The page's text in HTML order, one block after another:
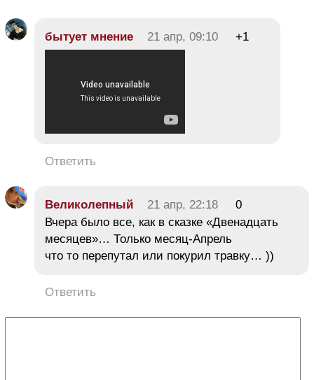
бытует мнение 21 апр, 09:10 +1
Ответить
Великолепный 21 апр, 22:18
0
Вчера было все, как в сказке «Двенадцать
месяцев»… Только месяц-Апрель
что то перепутал или покурил травку… ))
Ответить